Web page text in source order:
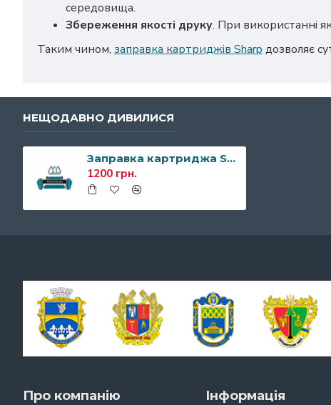
середовища.
Збереження якості друку. При використанні
Таким чином, заправка картриджів Sharp дозволяє
НЕЩОДАВНО ДИВИЛИСЯ
Заправка картриджа Sharp MX235GT
1200 грн.
Про компанію Інформація